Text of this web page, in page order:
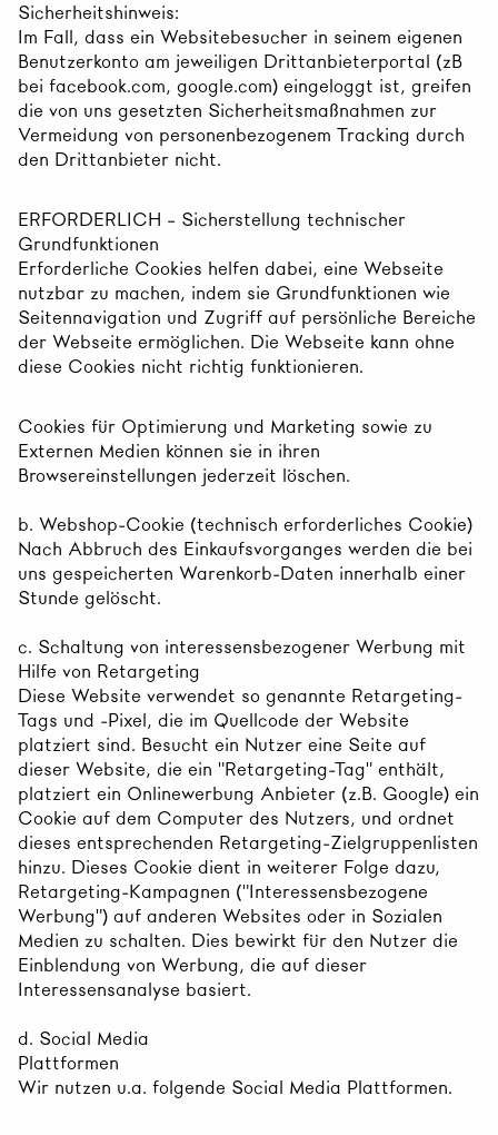
Sicherheitshinweis:
Im Fall, dass ein Websitebesucher in seinem eigenen
Benutzerkonto am jeweiligen Drittanbieterportal (zB
bei facebook.com, google.com) eingeloggt ist, greifen
die von uns gesetzten Sicherheitsmaßnahmen zur
Vermeidung von personenbezogenem Tracking durch
den Drittanbieter nicht.
ERFORDERLICH – Sicherstellung technischer
Grundfunktionen
Erforderliche Cookies helfen dabei, eine Webseite
nutzbar zu machen, indem sie Grundfunktionen wie
Seitennavigation und Zugriff auf persönliche Bereiche
der Webseite ermöglichen. Die Webseite kann ohne
diese Cookies nicht richtig funktionieren.
Cookies für Optimierung und Marketing sowie zu
Externen Medien können sie in ihren
Browsereinstellungen jederzeit löschen.
b. Webshop-Cookie (technisch erforderliches Cookie)
Nach Abbruch des Einkaufsvorganges werden die bei
uns gespeicherten Warenkorb-Daten innerhalb einer
Stunde gelöscht.
c. Schaltung von interessensbezogener Werbung mit
Hilfe von Retargeting
Diese Website verwendet so genannte Retargeting-
Tags und -Pixel, die im Quellcode der Website
platziert sind. Besucht ein Nutzer eine Seite auf
dieser Website, die ein "Retargeting-Tag" enthält,
platziert ein Onlinewerbung Anbieter (z.B. Google) ein
Cookie auf dem Computer des Nutzers, und ordnet
dieses entsprechenden Retargeting-Zielgruppenlisten
hinzu. Dieses Cookie dient in weiterer Folge dazu,
Retargeting-Kampagnen ("Interessensbezogene
Werbung") auf anderen Websites oder in Sozialen
Medien zu schalten. Dies bewirkt für den Nutzer die
Einblendung von Werbung, die auf dieser
Interessensanalyse basiert.
d. Social Media
Plattformen
Wir nutzen u.a. folgende Social Media Plattformen.